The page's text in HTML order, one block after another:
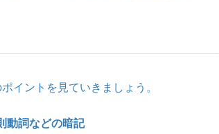
イントを見ていきましょう。
動詞などの暗記